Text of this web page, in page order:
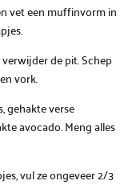
vet een muffinvorm in
de pit. Schep
vork.
gehakte verse
avocado. Meng alles
vul ze ongeveer 2/3